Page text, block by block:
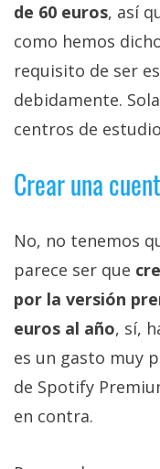
de 60 euros, así
como hemos
requisito de ser
debidamente.
centros de
Crear una
No, no tenemos
parece ser que
por la versión
euros al año, sí,
es un gasto muy
de Spotify
en contra.